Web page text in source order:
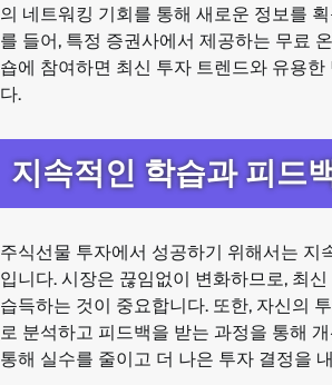
의 네트워킹 기회를 통해 새로운 정보를
를 들어, 특정 증권사에서 제공하는 무료
숍에 참여하면 최신 투자 트렌드와 유용한
다.
지속적인 학습과 피드
주식선물 투자에서 성공하기 위해서는 지
입니다. 시장은 끊임없이 변화하므로, 최
습득하는 것이 중요합니다. 또한, 자신의
로 분석하고 피드백을 받는 과정을 통해
통해 실수를 줄이고 더 나은 투자 결정을